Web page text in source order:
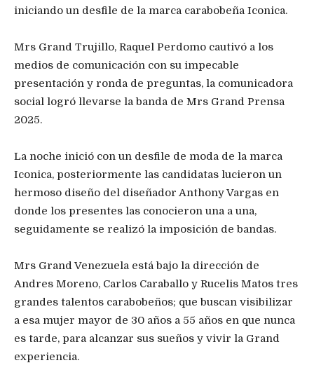
iniciando un desfile de la marca carabobeña Iconica.
Mrs Grand Trujillo, Raquel Perdomo cautivó a los
medios de comunicación con su impecable
presentación y ronda de preguntas, la comunicadora
social logró llevarse la banda de Mrs Grand Prensa
2025.
La noche inició con un desfile de moda de la marca
Iconica, posteriormente las candidatas lucieron un
hermoso diseño del diseñador Anthony Vargas en
donde los presentes las conocieron una a una,
seguidamente se realizó la imposición de bandas.
Mrs Grand Venezuela está bajo la dirección de
Andres Moreno, Carlos Caraballo y Rucelis Matos tres
grandes talentos carabobeños; que buscan visibilizar
a esa mujer mayor de 30 años a 55 años en que nunca
es tarde, para alcanzar sus sueños y vivir la Grand
experiencia.